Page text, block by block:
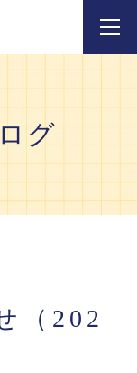
グ
（202